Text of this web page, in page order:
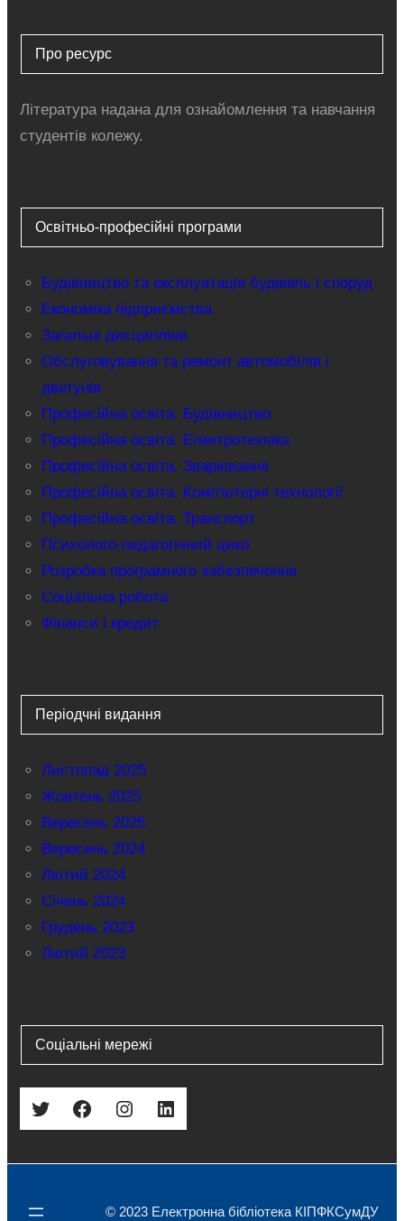
Про ресурс
Література надана для ознайомлення та навчання
студентів колежу.
Освітньо-професійні програми
Будівництво та експлуатація будівель і споруд
Економіка підприємства
Загальні дисципліни
Обслуговування та ремонт автомобілів і
двигунів
Професійна освіта. Будівництво
Професійна освіта. Електротехніка
Професійна освіта. Зварювання
Професійна освіта. Комп'ютерні технології
Професійна освіта. Транспорт
Психолого-педагогічний цикл
Розробка програмного забезпечення
Соціальна робота
Фінанси і кредит
Періодчні видання
Листопад 2025
Жовтень 2025
Вересень 2025
Вересень 2024
Лютий 2024
Січень 2024
Грудень 2023
Лютий 2023
Соціальні мережі
Twitter Facebook Instagram LinkedIn
© 2023 Електронна бібліотека КІПФКСумДУ